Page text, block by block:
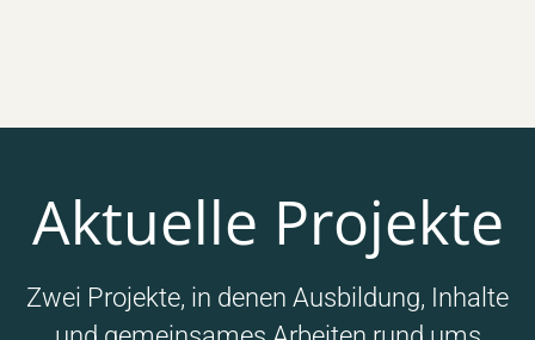
Aktuelle Projekte
Zwei Projekte, in denen Ausbildung, Inhalte